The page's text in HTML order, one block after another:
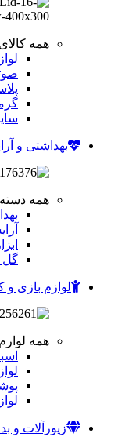
همه
بهداشتی و
همه دسته
گل
لوازم بازی و
همه
زیورآلات و